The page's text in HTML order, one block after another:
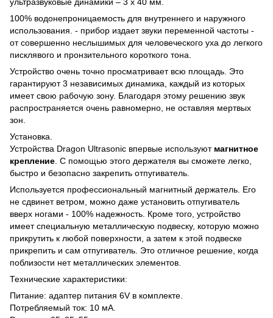
100% водонепроницаемость для внутреннего и наружного
использования. - прибор издает звуки переменной частоты -
от совершенно неслышимых для человеческого уха до легкого
писклявого и пронзительного короткого тона.
Устройство очень точно просматривает всю площадь. Это
гарантируют 3 независимых динамика, каждый из которых
имеет свою рабочую зону. Благодаря этому решению звук
распространяется очень равномерно, не оставляя мертвых
зон.
Установка.
Устройства Dragon Ultrasonic впервые используют магнитное
крепление . С помощью этого держателя вы сможете легко,
быстро и безопасно закрепить отпугиватель.
Используется профессиональный магнитный держатель. Его
не сдвинет ветром, можно даже установить отпугиватель
вверх ногами - 100% надежность. Кроме того, устройство
имеет специальную металлическую подвеску, которую можно
прикрутить к любой поверхности, а затем к этой подвеске
прикрепить и сам отпугиватель. Это отличное решение, когда
поблизости нет металлических элементов.
Технические характеристики:
Питание: адаптер питания 6V в комплекте.
Потребляемый ток: 10 мА.